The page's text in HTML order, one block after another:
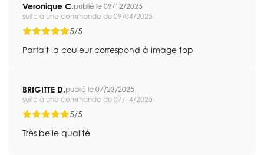
Veronique C.publié le 09/12/2025
suite à une commande du 09/04/2025
5/5
Parfait la couleur correspond à image top
BRIGITTE D.publié le 07/23/2025
suite à une commande du 07/14/2025
5/5
Très belle qualité